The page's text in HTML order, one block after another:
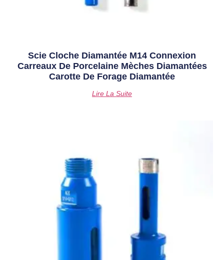
Scie Cloche Diamantée M14 Connexion
Carreaux De Porcelaine Mèches Diamantées
Carotte De Forage Diamantée
Lire La Suite